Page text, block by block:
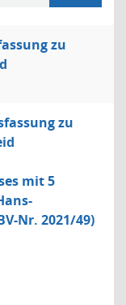
zu
zu
mit 5
Nr. 2021/49)